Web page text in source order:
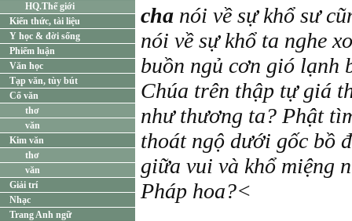
HQ.Thế giới
Kiến thức, tài liệu
Y học & đời sống
Phiếm luận
Văn học
Tạp văn, tùy bút
Cổ văn
thơ
văn
Kim văn
thơ
văn
Giải trí
Nhạc
Trang Anh ngữ
cha nói về sự khổ sư
nói về sự khổ ta nghe
buồn ngủ cơn gió lạnh
Chúa trên thập tự giá
như thương ta? Phật
thoát ngộ dưới gốc bồ
giữa vui và khổ miệng
Pháp hoa?<